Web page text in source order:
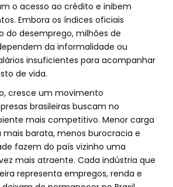
o acesso ao crédito e inibem
Embora os índices oficiais
do desemprego, milhões de
da informalidade ou
insuficientes para acompanhar
de vida.
cresce um movimento
brasileiras buscam no
mais competitivo. Menor carga
mais barata, menos burocracia e
fazem do país vizinho uma
mais atraente. Cada indústria que
representa empregos, renda e